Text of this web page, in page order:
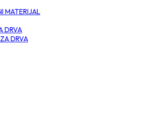
MATERIJAL
DRVA
DRVA